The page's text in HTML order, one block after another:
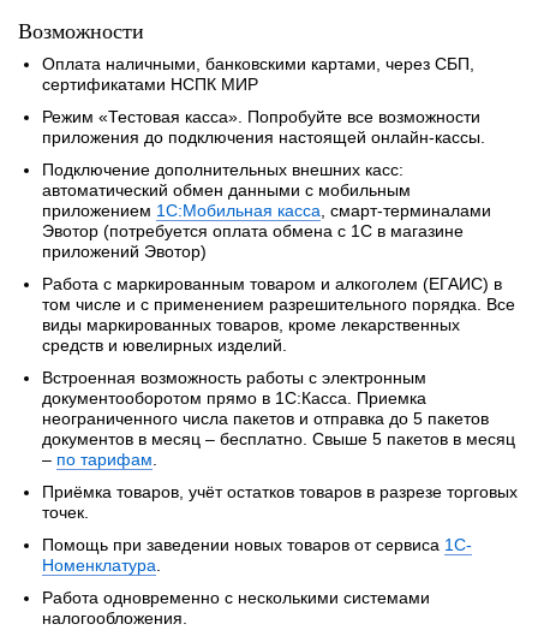
Возможности
Оплата наличными, банковскими картами, через СБП,
сертификатами НСПК МИР
Режим «Тестовая касса». Попробуйте все возможности
приложения до подключения настоящей онлайн-кассы.
Подключение дополнительных внешних касс:
автоматический обмен данными с мобильным
приложением 1С:Мобильная касса , смарт-терминалами
Эвотор (потребуется оплата обмена с 1С в магазине
приложений Эвотор)
Работа с маркированным товаром и алкоголем (ЕГАИС) в
том числе и с применением разрешительного порядка. Все
виды маркированных товаров, кроме лекарственных
средств и ювелирных изделий.
Встроенная возможность работы с электронным
документооборотом прямо в 1С:Касса. Приемка
неограниченного числа пакетов и отправка до 5 пакетов
документов в месяц – бесплатно. Свыше 5 пакетов в месяц
– по тарифам
Приёмка товаров, учёт остатков товаров в разрезе торговых
точек.
Помощь при заведении новых товаров от сервиса 1С-
Номенклатура
Работа одновременно с несколькими системами
налогообложения.